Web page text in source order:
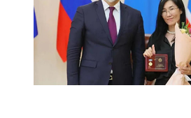
ПРОШЛОГО
ОБРЕТАЮТ
ГОЛОС